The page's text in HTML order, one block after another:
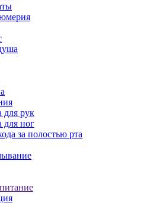
для рук
для ног
за полостью рта